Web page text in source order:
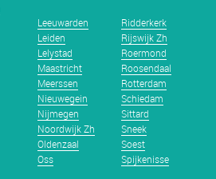
Leeuwarden
Leiden
Lelystad
Maastricht
Meerssen
Nieuwegein
Nijmegen
Noordwijk Zh
Oldenzaal
Oss
Ridderkerk
Rijswijk Zh
Roermond
Roosendaal
Rotterdam
Schiedam
Sittard
Sneek
Soest
Spijkenisse